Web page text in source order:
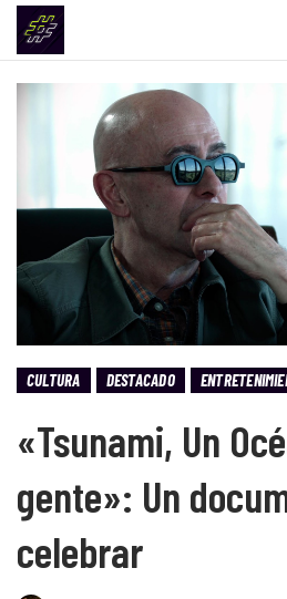
CULTURA DESTACADO
«Tsunami, Un
gente»: Un
celebrar